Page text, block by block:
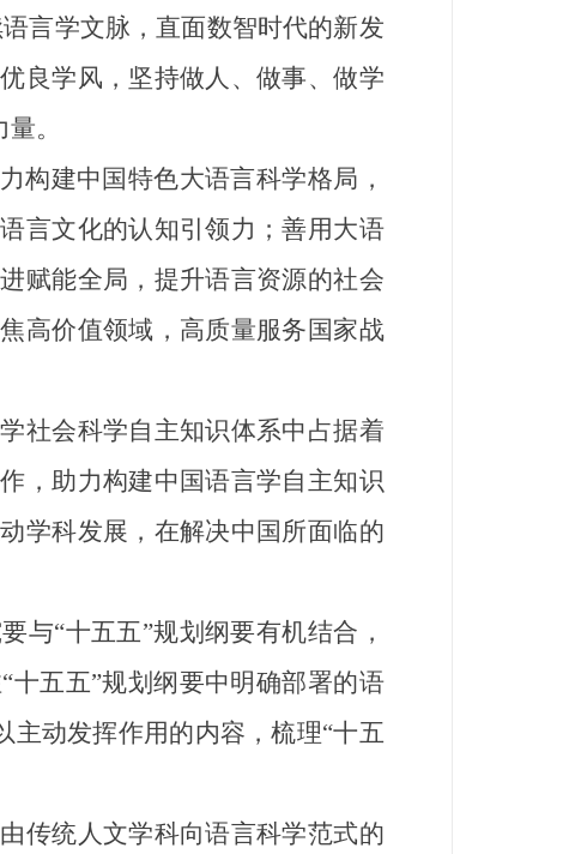
言学文脉，直面数智时代的新发
良学风，坚持做人、做事、做学
。
建中国特色大语言科学格局，
言文化的认知引领力；善用大语
赋能全局，提升语言资源的社会
高价值领域，高质量服务国家战
社会科学自主知识体系中占据着
，助力构建中国语言学自主知识
学科发展，在解决中国所面临的
“十五五”规划纲要有机结合，
五五”规划纲要中明确部署的语
主动发挥作用的内容，梳理“十五
传统人文学科向语言科学范式的